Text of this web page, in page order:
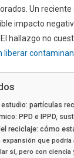
Un reciente
impacto
hallazgo no
liberar
estudio: partículas
PPD e IPPD,
reciclaje: cómo
expansión que podría
sí, pero con ciencia